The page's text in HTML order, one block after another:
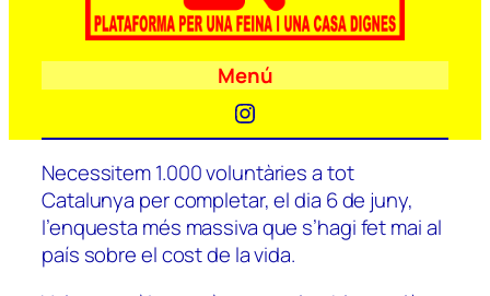
Menú
Instagram
Necessitem 1.000 voluntàries a tot
Catalunya per completar, el dia 6 de juny,
l’enquesta més massiva que s’hagi fet mai al
país sobre el cost de la vida.